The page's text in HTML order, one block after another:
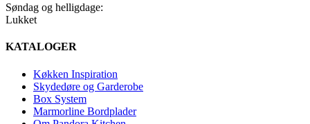
Søndag og helligdage:
Lukket
KATALOGER
Køkken Inspiration
Skydedøre og Garderobe
Box System
Marmorline Bordplader